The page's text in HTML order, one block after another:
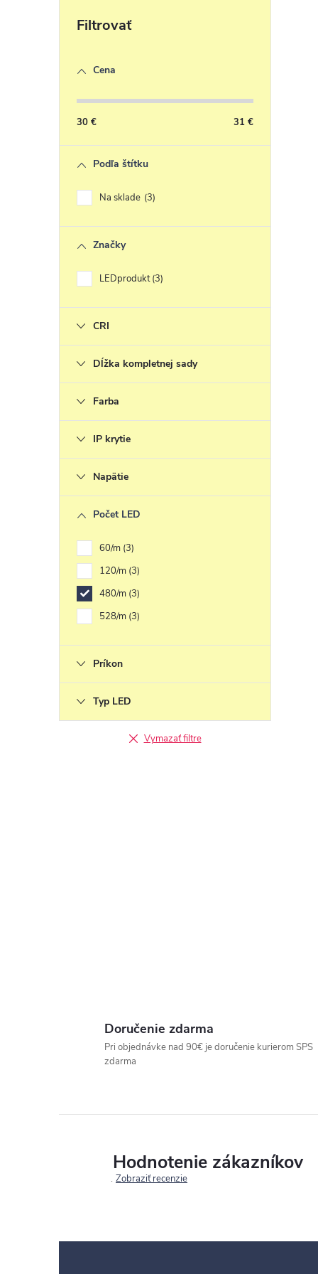
Cena
30 € 31 €
Podľa štítku
Na sklade 3
Značky
LEDprodukt 3
CRI
Dĺžka kompletnej sady
Farba
IP krytie
Napätie
Počet LED
60/m 3
120/m 3
480/m 3
528/m 3
Príkon
Typ LED
Vymazať filtre
Doručenie zdarma
Pri objednávke nad 90€ je doručenie kurierom SPS
zdarma
Hodnotenie zákazníkov
Zobraziť recenzie